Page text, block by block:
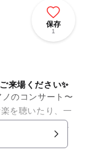
保存
1
来場ください✨
のコンサート〜
を聴いたり、一
イズに答えた